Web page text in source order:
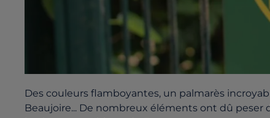
Des couleurs flamboyantes, un palmarès
Beaujoire... De nombreux éléments ont dû peser